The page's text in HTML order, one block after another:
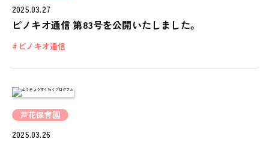
2025.03.27
ピノキオ通信 第83号を公開いたしました。
ピノキオ通信
芦花保育園
2025.03.26